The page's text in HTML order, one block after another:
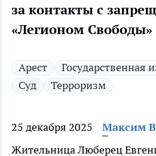
за контакты с
«Легионом Свободы»
Арест Государственная
Суд
Терроризм
25 декабря 2025
Максим
Жительница Люберец